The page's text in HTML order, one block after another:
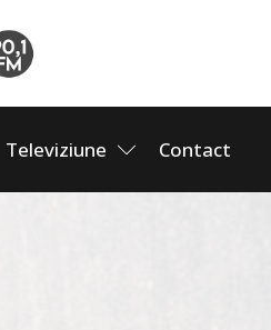
Televiziune Contact